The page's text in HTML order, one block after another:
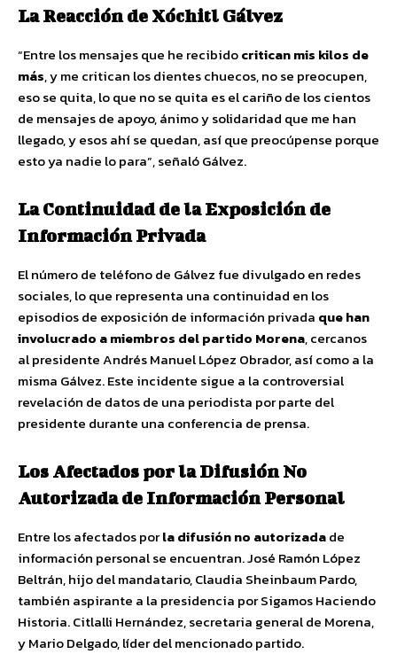
La Reacción de Xóchitl Gálvez
“Entre los mensajes que he recibidocritican mis kilos de
más, y me critican los dientes chuecos, no se preocupen,
eso se quita, lo que no se quita es el cariño de los cientos
de mensajes de apoyo, ánimo y solidaridad que me han
llegado, y esos ahí se quedan, así que preocúpense porque
esto ya nadie lo para”, señaló Gálvez.
La Continuidad de la Exposición de
Información Privada
El número de teléfono de Gálvez fue divulgado en redes
sociales, lo que representa una continuidad en los
episodios de exposición de información privada que han
involucrado a miembros del partido Morena, cercanos
al presidente Andrés Manuel López Obrador, así como a la
misma Gálvez. Este incidente sigue a la controversial
revelación de datos de una periodista por parte del
presidente durante una conferencia de prensa.
Los Afectados por la Difusión No
Autorizada de Información Personal
Entre los afectados porla difusión no autorizadade
información personal se encuentran. José Ramón López
Beltrán, hijo del mandatario, Claudia Sheinbaum Pardo,
también aspirante a la presidencia por Sigamos Haciendo
Historia. Citlalli Hernández, secretaria general de Morena,
y Mario Delgado, líder del mencionado partido.